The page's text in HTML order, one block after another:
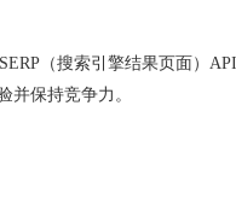
（搜索引擎结果页面）
并保持竞争力。